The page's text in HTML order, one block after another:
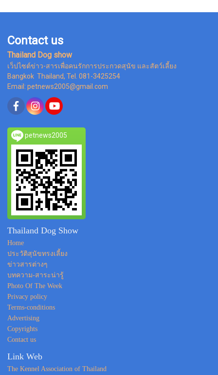
Contact us
Thailand Dog show
เว็ปไซต์ข่าว-สารเพื่อคนรักการประกวดสุนัข และสัตว์เลี้ยง
Bangkok Thailand, Tel. 081-3425254
Email: petnews2005@gmail.com
petnews2005
Thailand Dog Show
Home
ประวัติสุนัขทรงเลี้ยง
ข่าวสารต่างๆ
บทความ-สาระน่ารู้
Photo Of The Week
Privacy policy
Terms-conditions
Advertising
Copyrights
Contact us
Link Web
The Kennel Association of Thailand